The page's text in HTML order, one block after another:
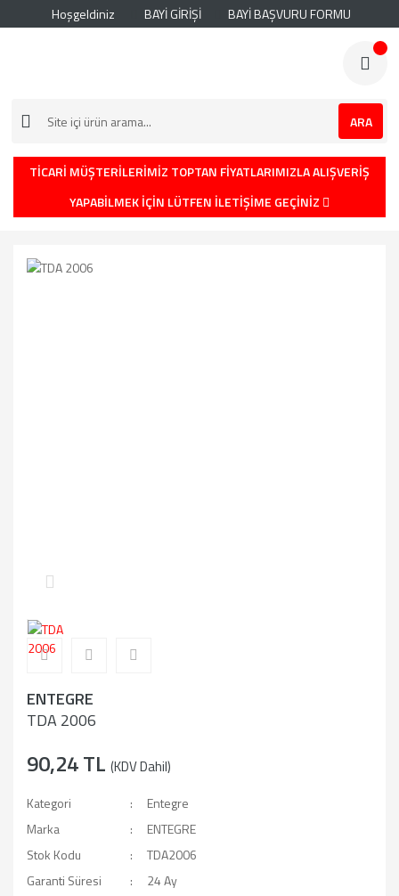
Hoşgeldiniz BAYİ GİRİŞİ BAYİ BAŞVURU FORMU
ARA
TİCARİ MÜŞTERİLERİMİZ TOPTAN FİYATLARIMIZLA ALIŞVERİŞ
YAPABİLMEK İÇİN LÜTFEN İLETİŞİME GEÇİNİZ
ENTEGRE
TDA 2006
90,24 TL (KDV Dahil)
Kategori
Entegre
Marka
ENTEGRE
Stok Kodu
TDA2006
Garanti Süresi
24 Ay